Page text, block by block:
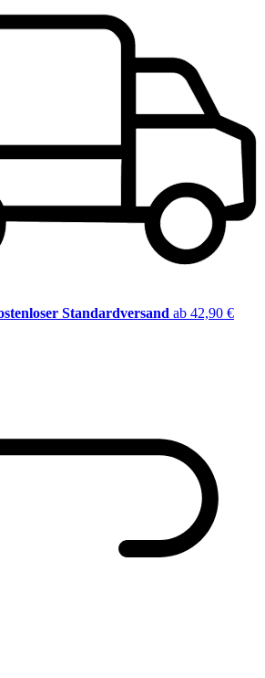
Standardversand ab 42,90 €